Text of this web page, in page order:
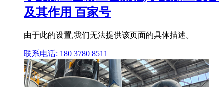
及其作用 百家号
由于此的设置,我们无法提供该页面的具体描述。
联系电话: 180 3780 8511